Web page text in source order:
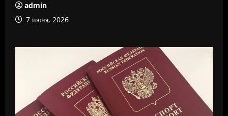
admin
7 июня, 2026